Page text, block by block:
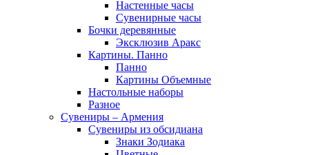
Настенные часы
Сувенирные часы
Бочки деревянные
Эксклюзив Аракс
Картины. Панно
Панно
Картины Объемные
Настольные наборы
Разное
Сувениры – Армения
Сувениры из обсидиана
Знаки Зодиака